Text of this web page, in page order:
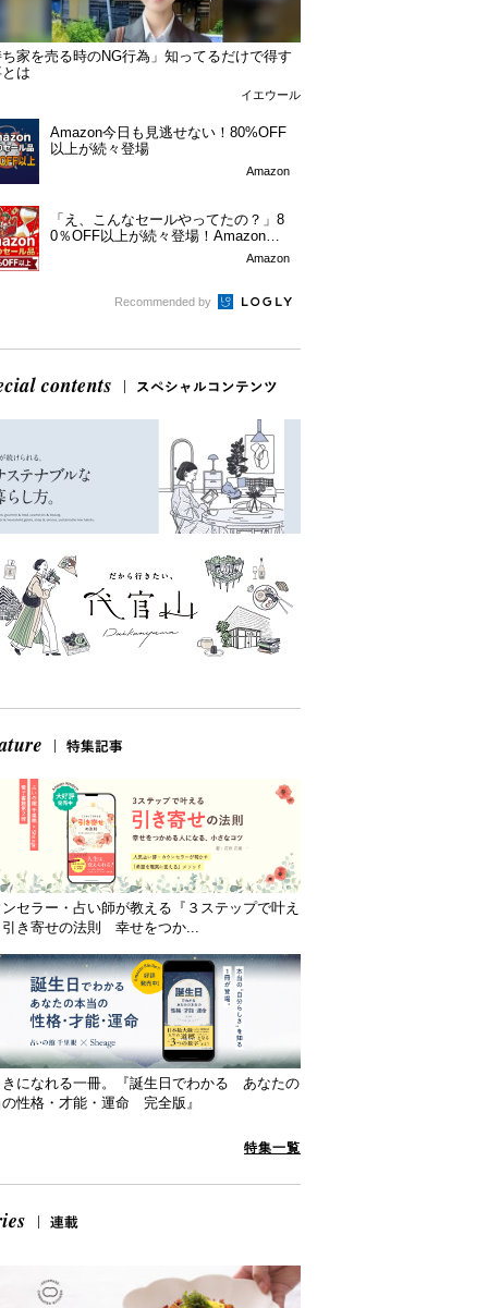
家を売る時のNG行為」知ってるだけで得す
は
イエウール
Amazon今日も見逃せない！80%OFF
以上が続々登場
Amazon
「え、こんなセールやってたの？」8
0％OFF以上が続々登場！Amazonの
Amazon
Recommended by
セラー・占い師が教える『３ステップで叶え
き寄せの法則 幸せをつか...
きになれる一冊。『誕生日でわかる あなたの
性格・才能・運命 完全版』
特集一覧